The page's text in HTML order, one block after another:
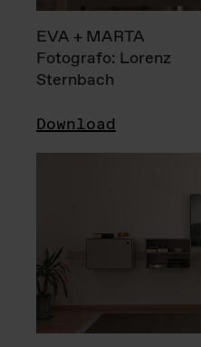
EVA + MARTA
Fotografo: Lorenz
Sternbach
Download